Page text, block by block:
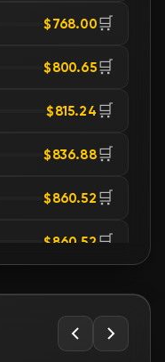
$768.00🛒
$800.65🛒
$815.24 🛒
$836.88🛒
$860.52 🛒
$860.52 🛒
$869.41 🛒